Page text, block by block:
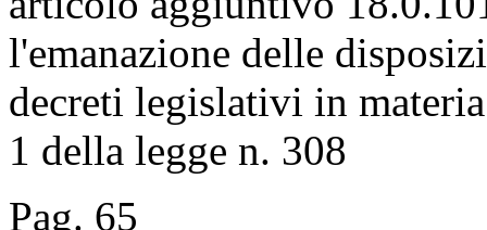
l'emanazione delle
decreti legislativi in
1 della legge n. 308
Pag. 65